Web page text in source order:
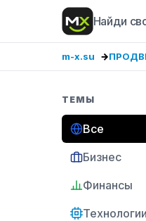
Найди
m-x.su
ТЕМЫ
Все
Бизнес
Финансы
Технологии